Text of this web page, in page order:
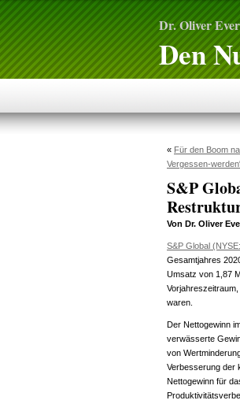
Dr. Oliver
Den
« Für den Boom
Vergessen-
S&P
Von Dr. Oliver
S&P Global
Gesamtjahres
Umsatz von 1,87
waren.
Der Nettogewinn
verwässerte
von
Verbesserung der
Nettogewinn für